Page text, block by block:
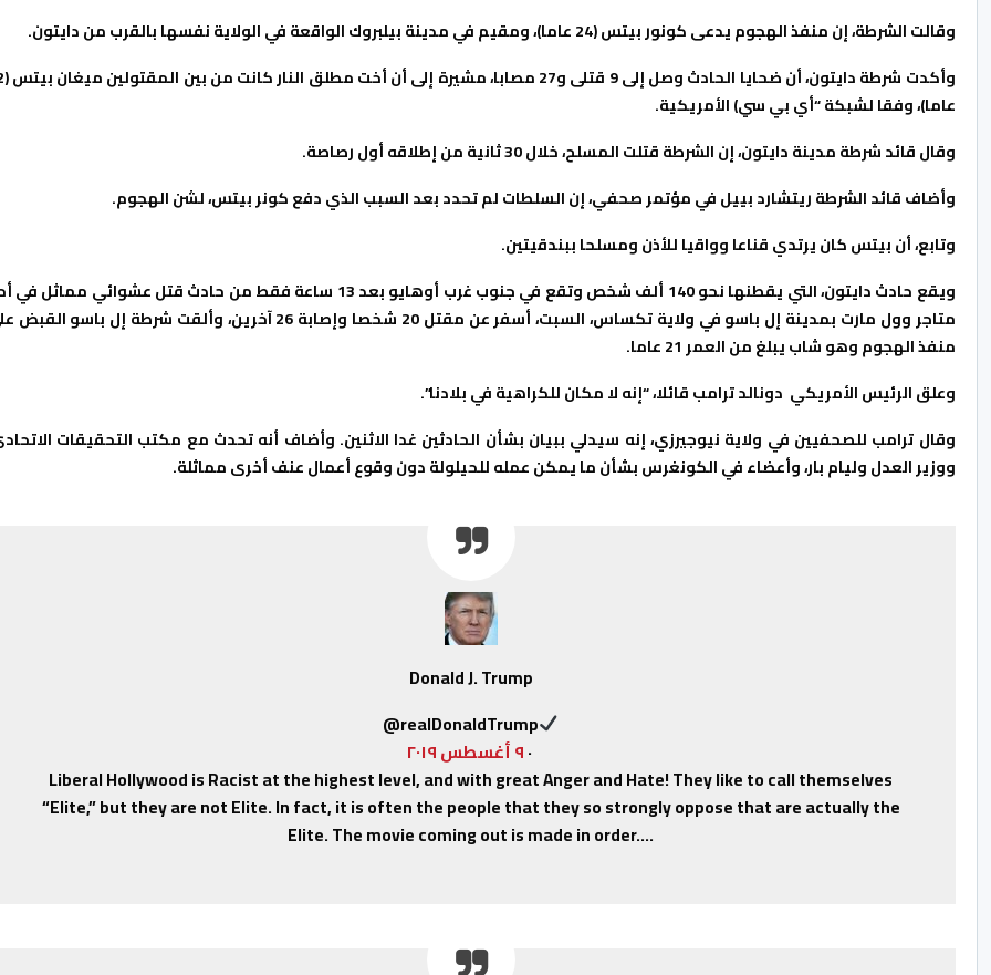
وقالت الشرطة، إن منفذ الهجوم يدعى كونور بيتس (24 عاما)، ومقيم في مدينة بيلبروك الواقعة في الولاية نفسها بالقرب من دايتون.
وأكدت شرطة
عاما)، وفقا لشبكة “أي بي سي) الأمريكية.
وقال قائد شرطة مدينة دايتون، إن الشرطة قتلت المسلح، خلال 30 ثانية من إطلاقه أول رصاصة.
وأضاف قائد الشرطة ريتشارد بييل في مؤتمر صحفي، إن السلطات لم تحدد بعد السبب الذي دفع كونر بيتس، لشن الهجوم.
وتابع، أن بيتس كان يرتدي قناعا وواقيا للأذن ومسلحا ببندقيتين.
ويقع حادث دايتون، التي يقطنها نحو 140 ألف شخص وتقع في جنوب غرب أوهايو بعد 13 ساعة فقط من حادث قتل عشوائي مماثل
متاجر وول مارت بمدينة إل باسو في ولاية تكساس، السبت، أسفر عن مقتل 20 شخصا وإصابة 26 آخرين، وألقت شرطة إل باسو
منفذ الهجوم وهو شاب يبلغ من العمر 21 عاما.
وعلق الرئيس الأمريكي دونالد ترامب قائلا، “إنه لا مكان للكراهية في بلادنا”.
وقال ترامب للصحفيين في ولاية نيوجيرزي، إنه سيدلي ببيان بشأن الحادثين غدا الاثنين. وأضاف أنه تحدث مع مكتب التحقيقات
ووزير العدل وليام بار، وأعضاء في الكونغرس بشأن ما يمكن عمله للحيلولة دون وقوع أعمال عنف أخرى مماثلة.
Donald J. Trump
@realDonaldTrump
·٩ أغسطس ٢٠١٩
Liberal Hollywood is Racist at the highest level, and with great Anger and Hate! They like to call themselves
“Elite,” but they are not Elite. In fact, it is often the people that they so strongly oppose that are actually the
Elite. The movie coming out is made in order….